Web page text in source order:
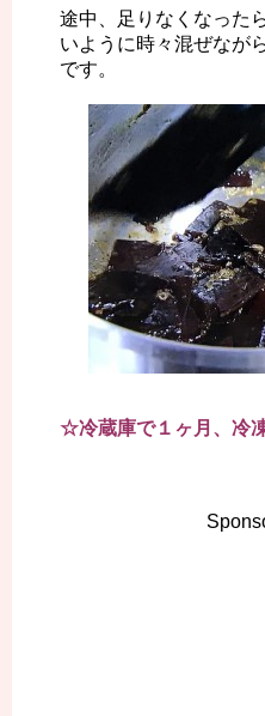
途中、足りなくなった
いように時々混ぜなが
です。
☆冷蔵庫で１ヶ月、冷